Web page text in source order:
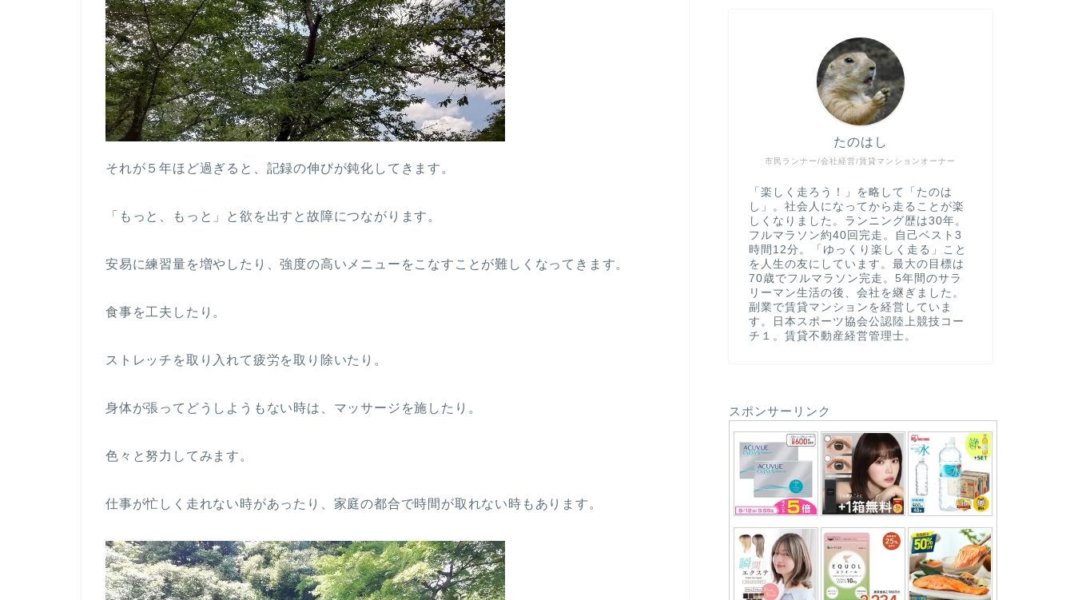
それが５年ほど過ぎると、記録の伸びが鈍化してきます。
「もっと、もっと」と欲を出すと故障につながります。
安易に練習量を増やしたり、強度の高いメニューをこなすことが難しくなってきます。
食事を工夫したり。
ストレッチを取り入れて疲労を取り除いたり。
身体が張ってどうしようもない時は、マッサージを施したり。
色々と努力してみます。
仕事が忙しく走れない時があったり、家庭の都合で時間が取れない時もあります。
市民ランナー/会社経営/賃貸マンションオーナー
たのはし
「楽しく走ろう！」を略して「たのは
し」。社会人になってから走ることが楽
しくなりました。ランニング歴は30年。
フルマラソン約40回完走。自己ベスト3
時間12分。「ゆっくり楽しく走る」こと
を人生の友にしています。最大の目標は
70歳でフルマラソン完走。5年間のサラ
リーマン生活の後、会社を継ぎました。
副業で賃貸マンションを経営していま
す。日本スポーツ協会公認陸上競技コー
チ１。賃貸不動産経営管理士。
スポンサーリンク